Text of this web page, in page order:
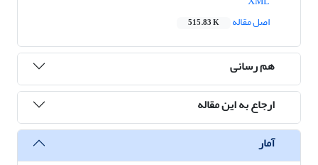
اصل مقاله
515.83 K
هم رسانی
ارجاع به این مقاله
آمار